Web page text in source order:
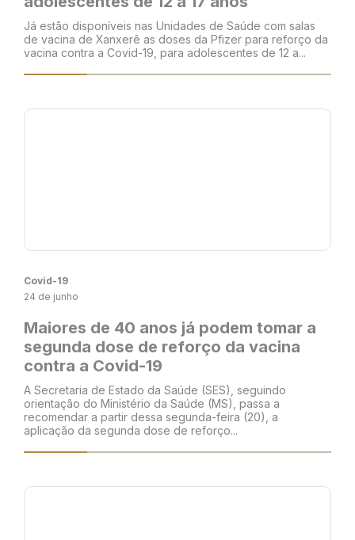
Já estão disponíveis nas Unidades de Saúde com salas
de vacina de Xanxerê as doses da Pfizer para reforço da
vacina contra a Covid-19, para adolescentes de 12 a...
Covid-19
24 de junho
Maiores de 40 anos já podem tomar a
segunda dose de reforço da vacina
contra a Covid-19
A Secretaria de Estado da Saúde (SES), seguindo
orientação do Ministério da Saúde (MS), passa a
recomendar a partir dessa segunda-feira (20), a
aplicação da segunda dose de reforço...